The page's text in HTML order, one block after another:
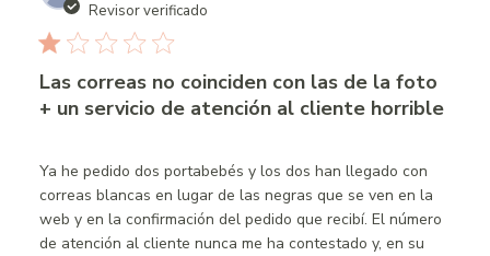
Revisor verificado
Las correas no coinciden con las de la foto
+ un servicio de atención al cliente horrible
Ya he pedido dos portabebés y los dos han llegado con
correas blancas en lugar de las negras que se ven en la
web y en la confirmación del pedido que recibí. El número
de atención al cliente nunca me ha contestado y, en su